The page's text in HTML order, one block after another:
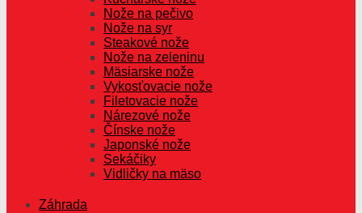
Nože na pečivo
Nože na syr
Steakové nože
Nože na zeleninu
Mäsiarske nože
Vykosťovacie nože
Filetovacie nože
Nárezové nože
Čínske nože
Japonské nože
Sekáčiky
Vidličky na mäso
Záhrada